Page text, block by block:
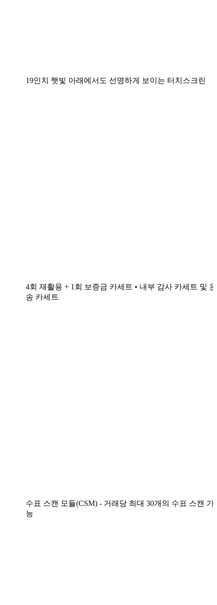
19인치 햇빛 아래에서도 선명하게 보이는 터치스크린
4회 재활용 + 1회 보증금 카세트 • 내부 감사 카세트 및 운
송 카세트
수표 스캔 모듈(CSM) - 거래당 최대 30개의 수표 스캔 가
능